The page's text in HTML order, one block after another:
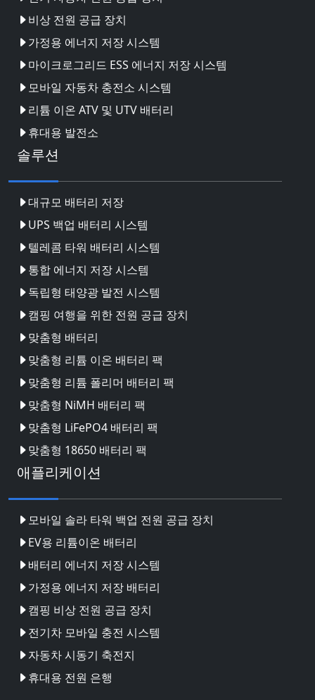
비상 전원 공급 장치
가정용 에너지 저장 시스템
마이크로그리드 ESS 에너지 저장 시스템
모바일 자동차 충전소 시스템
리튬 이온 ATV 및 UTV 배터리
휴대용 발전소
솔루션
대규모 배터리 저장
UPS 백업 배터리 시스템
텔레콤 타워 배터리 시스템
통합 에너지 저장 시스템
독립형 태양광 발전 시스템
캠핑 여행을 위한 전원 공급 장치
맞춤형 배터리
맞춤형 리튬 이온 배터리 팩
맞춤형 리튬 폴리머 배터리 팩
맞춤형 NiMH 배터리 팩
맞춤형 LiFePO4 배터리 팩
맞춤형 18650 배터리 팩
애플리케이션
모바일 솔라 타워 백업 전원 공급 장치
EV용 리튬이온 배터리
배터리 에너지 저장 시스템
가정용 에너지 저장 배터리
캠핑 비상 전원 공급 장치
전기차 모바일 충전 시스템
자동차 시동기 축전지
휴대용 전원 은행